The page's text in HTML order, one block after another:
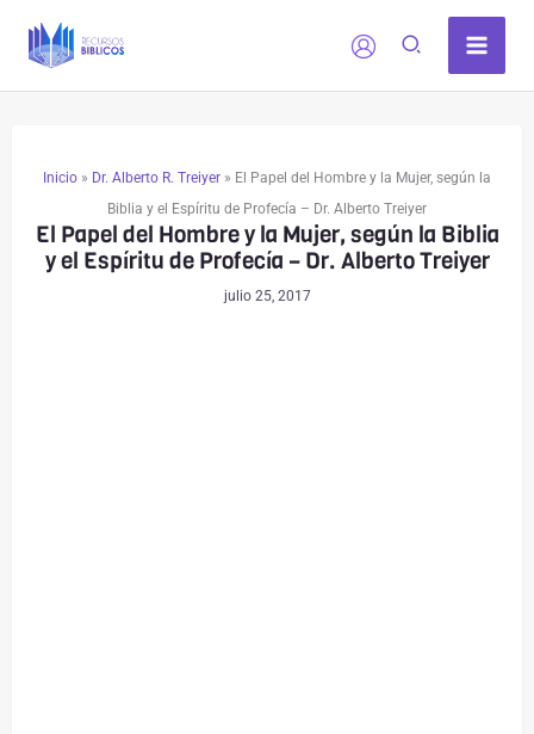
Inicio » Dr. Alberto R. Treiyer » El Papel del Hombre y la Mujer, según la
Biblia y el Espíritu de Profecía – Dr. Alberto Treiyer
El Papel del Hombre y la Mujer, según la Biblia
y el Espíritu de Profecía – Dr. Alberto Treiyer
julio 25, 2017